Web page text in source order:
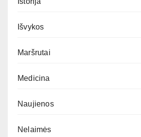
Išvykos
Maršrutai
Medicina
Naujienos
Nelaimės